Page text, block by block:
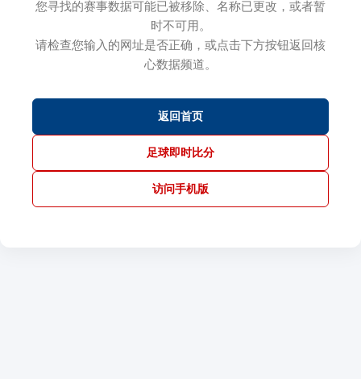
您寻找的赛事数据可能已被移除、名称已更改，或者暂
时不可用。
请检查您输入的网址是否正确，或点击下方按钮返回核
心数据频道。
返回首页
足球即时比分
访问手机版